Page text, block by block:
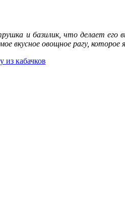
и базилик, что делает
овощное рагу, которое я